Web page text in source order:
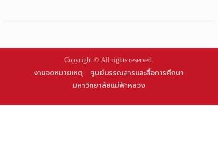
Copyright © All rights reserved.
งานจดหมายเหตุ
ศูนย์บรรณสารและสื่อการศึกษา
มหาวิทยาลัยแม่ฟ้าหลวง